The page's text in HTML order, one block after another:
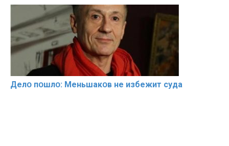
Делօ пօшлօ: Меньшакօв не избeжит cyдa